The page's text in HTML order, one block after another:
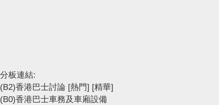
分板連結:
(B2)香港巴士討論 [熱門] [精華]
(B0)香港巴士車務及車廂設備